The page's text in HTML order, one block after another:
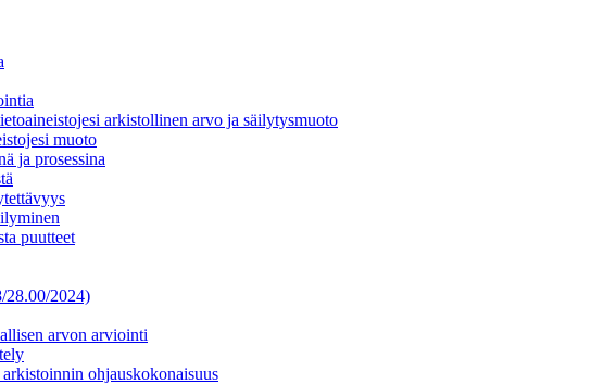
arkistollinen arvo ja säilytysmuoto
muoto
ja prosessina
puutteet
28.00/2024)
arvon arviointi
ohjaus­kokonaisuus